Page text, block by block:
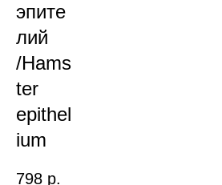
эпите
лий
/Hams
ter
epithel
ium
798 р.